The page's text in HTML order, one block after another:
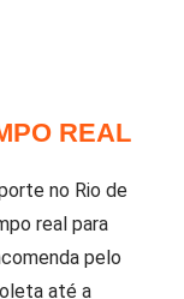
REAL
no Rio de
real para
pelo
até a